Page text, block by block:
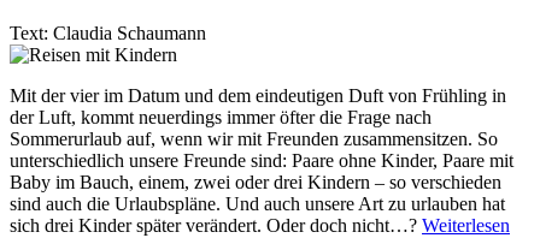
Text: Claudia Schaumann
Mit der vier im Datum und dem eindeutigen Duft von Frühling in
der Luft, kommt neuerdings immer öfter die Frage nach
Sommerurlaub auf, wenn wir mit Freunden zusammensitzen. So
unterschiedlich unsere Freunde sind: Paare ohne Kinder, Paare mit
Baby im Bauch, einem, zwei oder drei Kindern – so verschieden
sind auch die Urlaubspläne. Und auch unsere Art zu urlauben hat
sich drei Kinder später verändert. Oder doch nicht…? Weiterlesen